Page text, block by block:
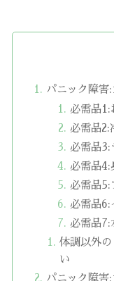
パニック障害
必需品1:
必需品2:
必需品3:
必需品4:
必需品5:
必需品6:
必需品7:
体調以外
パニック障害